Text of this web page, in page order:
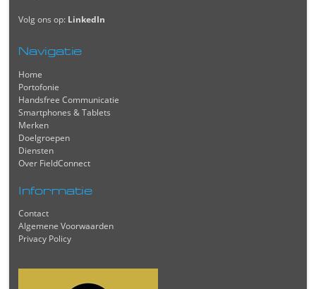
Volg ons op: LinkedIn
Navigatie
Home
Portofonie
Handsfree Communicatie
Smartphones & Tablets
Merken
Doelgroepen
Diensten
Over FieldConnect
Informatie
Contact
Algemene Voorwaarden
Privacy Policy